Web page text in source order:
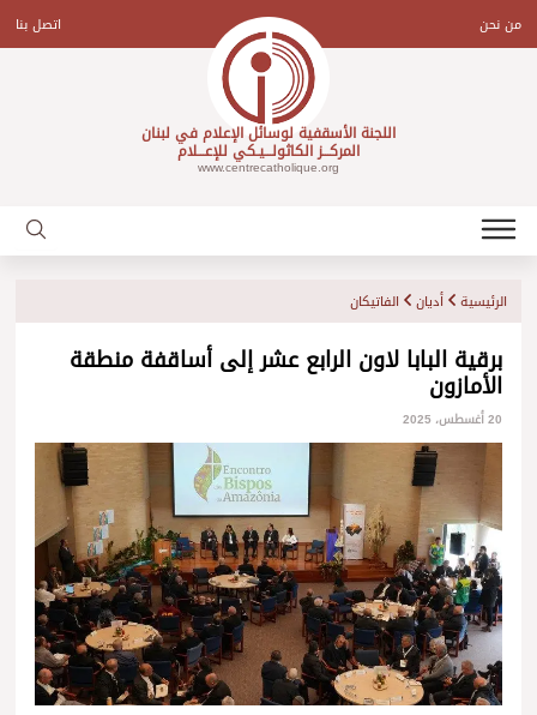
contentمن نحن اتصل بنا
اللجنة الأسقفية لوسائل الإعلام في لبنان
المركـــز الكاثولـــيـكي للإعـــلام
www.centrecatholique.org
الرئيسية أديان الفاتيكان
برقية البابا لاون الرابع عشر إلى أساقفة منطقة
الأمازون
20 أغسطس، 2025